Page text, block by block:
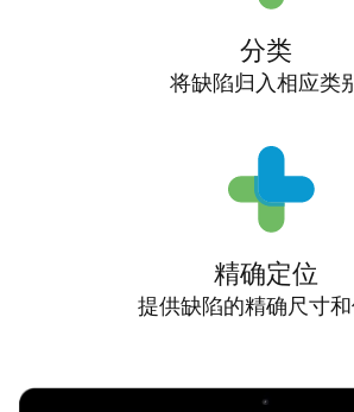
分类
将缺陷归入相应类
精确定位
提供缺陷的精确尺寸